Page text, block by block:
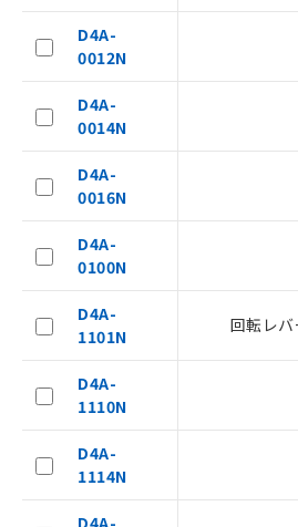
D4A-
0012N
D4A-
0014N
D4A-
0016N
D4A-
0100N
D4A-
1101N
回転レ
D4A-
1110N
D4A-
1114N
D4A-
ご利用条件
以下の条件をお読みいただき
ご利用ください。
商品の当社在庫状況お